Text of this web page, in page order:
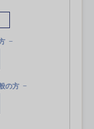
の方